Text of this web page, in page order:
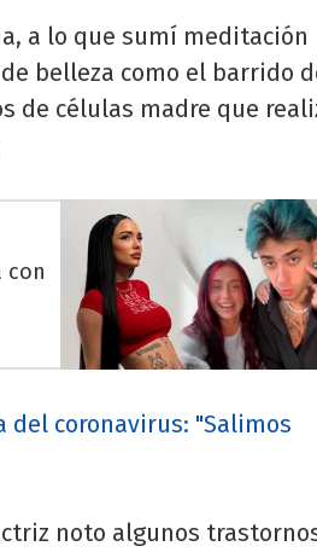
a lo que sumí meditación
belleza como el barrido
de células madre que
con
del coronavirus: "Salimos
noto algunos